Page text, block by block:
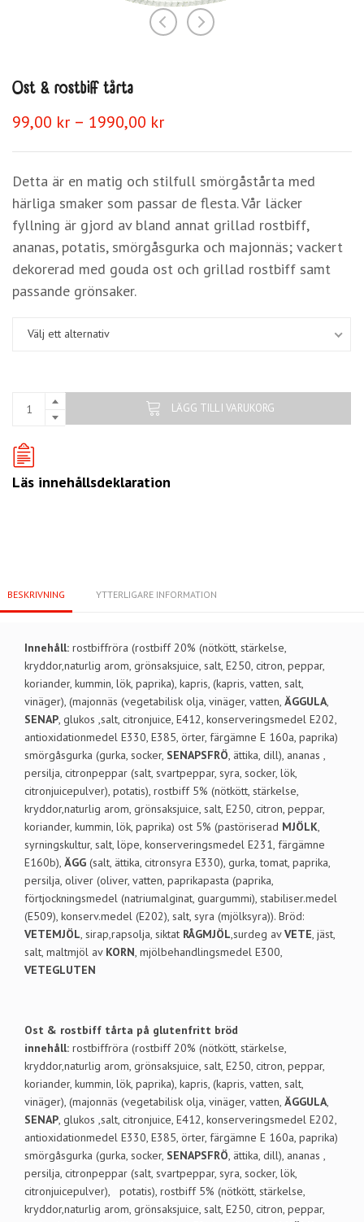
Ost & rostbiff tårta
99,00 kr – 1990,00 krPrisintervall:
till
1990,00 kr
Detta är en matig och stilfull smörgåstårta med
härliga smaker som passar de flesta. Vår läcker
fyllning är gjord av bland annat grillad rostbiff,
ananas, potatis, smörgåsgurka och majonnäs; vackert
dekorerad med gouda ost och grillad rostbiff samt
passande grönsaker.
Välj ett alternativ
LÄGG TILL I VARUKORG
Läs innehållsdeklaration
BESKRIVNING YTTERLIGARE INFORMATION
Innehåll: rostbiffröra (rostbiff 20% (nötkött, stärkelse,
kryddor,naturlig arom, grönsaksjuice, salt, E250, citron, peppar,
koriander, kummin, lök, paprika), kapris, (kapris, vatten, salt,
vinäger), (majonnäs (vegetabilisk olja, vinäger, vatten, ÄGGULA,
SENAP, glukos ,salt, citronjuice, E412, konserveringsmedel E202,
antioxidationmedel E330, E385, örter, färgämne E 160a, paprika)
smörgåsgurka (gurka, socker, SENAPSFRÖ, ättika, dill), ananas ,
persilja, citronpeppar (salt, svartpeppar, syra, socker, lök,
citronjuicepulver), potatis), rostbiff 5% (nötkött, stärkelse,
kryddor,naturlig arom, grönsaksjuice, salt, E250, citron, peppar,
koriander, kummin, lök, paprika) ost 5% (pastöriserad MJÖLK,
syrningskultur, salt, löpe, konserveringsmedel E231, färgämne
E160b), ÄGG (salt, ättika, citronsyra E330), gurka, tomat, paprika,
persilja, oliver (oliver, vatten, paprikapasta (paprika,
förtjockningsmedel (natriumalginat, guargummi), stabiliser.medel
(E509), konserv.medel (E202), salt, syra (mjölksyra)). Bröd:
VETEMJÖL, sirap,rapsolja, siktat RÅGMJÖL,surdeg avVETE, jäst,
salt, maltmjöl av KORN, mjölbehandlingsmedel E300,
VETEGLUTEN
Ost & rostbiff tårta på glutenfritt bröd
innehåll: rostbiffröra (rostbiff 20% (nötkött, stärkelse,
kryddor,naturlig arom, grönsaksjuice, salt, E250, citron, peppar,
koriander, kummin, lök, paprika), kapris, (kapris, vatten, salt,
vinäger), (majonnäs (vegetabilisk olja, vinäger, vatten, ÄGGULA,
SENAP, glukos ,salt, citronjuice, E412, konserveringsmedel E202,
antioxidationmedel E330, E385, örter, färgämne E 160a, paprika)
smörgåsgurka (gurka, socker, SENAPSFRÖ, ättika, dill), ananas ,
persilja, citronpeppar (salt, svartpeppar, syra, socker, lök,
citronjuicepulver), potatis), rostbiff 5% (nötkött, stärkelse,
kryddor,naturlig arom, grönsaksjuice, salt, E250, citron, peppar,